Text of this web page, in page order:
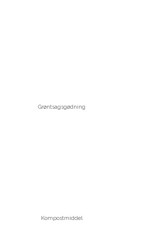
Grøntsagsgødning
Kompostmiddel